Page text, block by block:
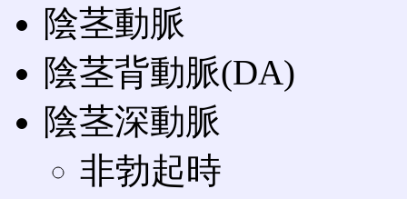
陰茎動脈
陰茎背動脈(DA)
陰茎深動脈
非勃起時